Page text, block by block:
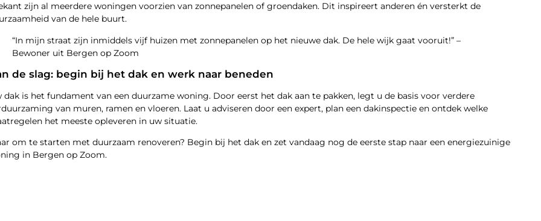
zijn al meerdere woningen voorzien van zonnepanelen of groendaken. Dit inspireert anderen én versterkt de
van de hele buurt.
“In mijn straat zijn inmiddels vijf huizen met zonnepanelen op het nieuwe dak. De hele wijk gaat vooruit!” –
Bewoner uit Bergen op Zoom
de slag: begin bij het dak en werk naar beneden
dak is het fundament van een duurzame woning. Door eerst het dak aan te pakken, legt u de basis voor verdere
van muren, ramen en vloeren. Laat u adviseren door een expert, plan een dakinspectie en ontdek welke
het meeste opleveren in uw situatie.
om te starten met duurzaam renoveren? Begin bij het dak en zet vandaag nog de eerste stap naar een energiezuinige
in Bergen op Zoom.